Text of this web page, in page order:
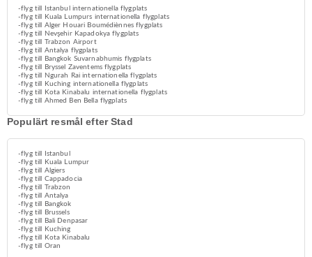
-flyg till Istanbul internationella flygplats
-flyg till Kuala Lumpurs internationella flygplats
-flyg till Alger Houari Boumédiènnes flygplats
-flyg till Nevşehir Kapadokya flygplats
-flyg till Trabzon Airport
-flyg till Antalya flygplats
-flyg till Bangkok Suvarnabhumis flygplats
-flyg till Bryssel Zaventems flygplats
-flyg till Ngurah Rai internationella flygplats
-flyg till Kuching internationella flygplats
-flyg till Kota Kinabalu internationella flygplats
-flyg till Ahmed Ben Bella flygplats
Populärt resmål efter Stad
-flyg till Istanbul
-flyg till Kuala Lumpur
-flyg till Algiers
-flyg till Cappadocia
-flyg till Trabzon
-flyg till Antalya
-flyg till Bangkok
-flyg till Brussels
-flyg till Bali Denpasar
-flyg till Kuching
-flyg till Kota Kinabalu
-flyg till Oran